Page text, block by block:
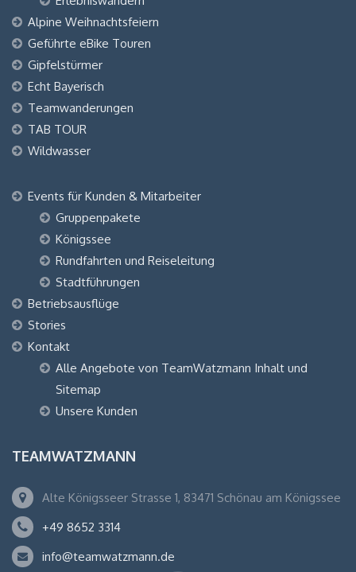
Alpine Weihnachtsfeiern
Geführte eBike Touren
Gipfelstürmer
Echt Bayerisch
Teamwanderungen
TAB TOUR
Wildwasser
Events für Kunden & Mitarbeiter
Gruppenpakete
Königssee
Rundfahrten und Reiseleitung
Stadtführungen
Betriebsausflüge
Stories
Kontakt
Alle Angebote von TeamWatzmann Inhalt und
Sitemap
Unsere Kunden
TEAMWATZMANN
Alte Königsseer Strasse 1, 83471 Schönau am Königssee
+49 8652 3314
info@teamwatzmann.de